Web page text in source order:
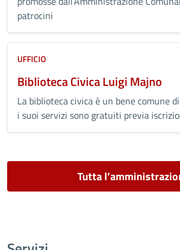
patrocini
UFFICIO
Biblioteca Civica Luigi Majno
La biblioteca civica è un bene comune
i suoi servizi sono gratuiti previa
Tutta